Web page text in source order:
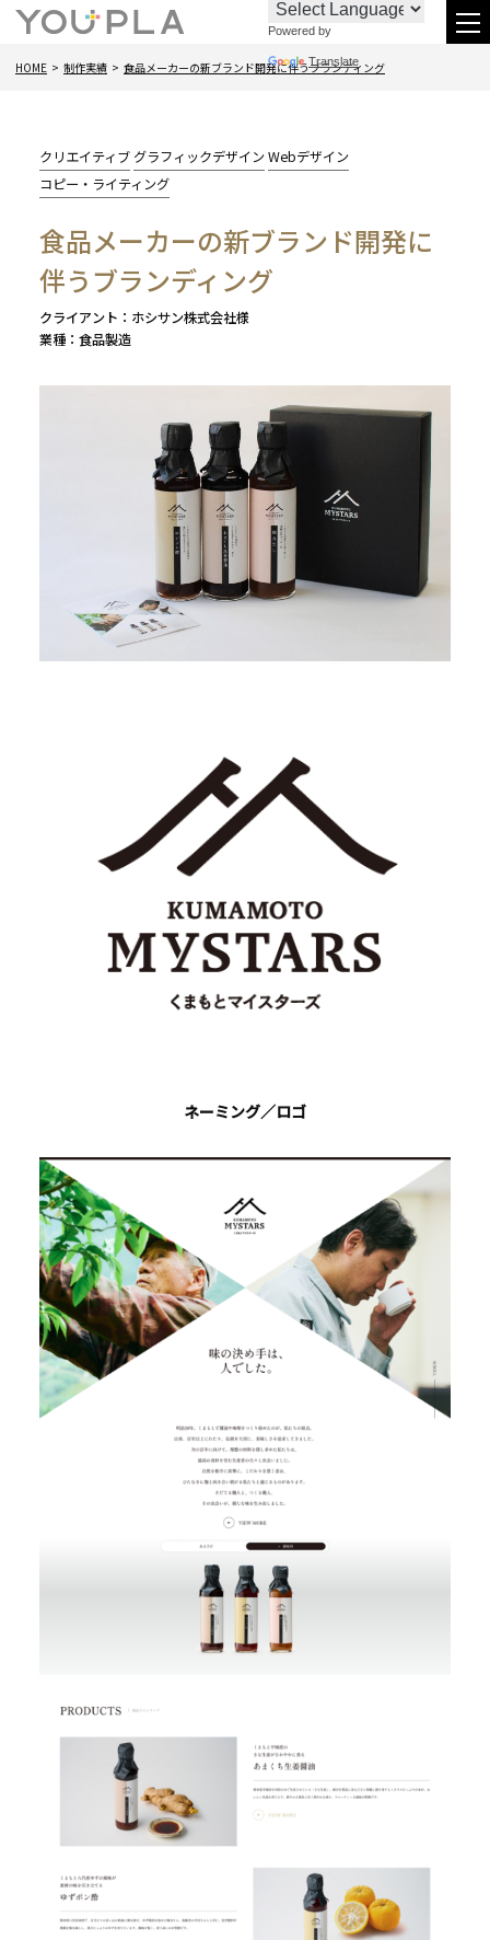
問
わ
096-
288-
Powered by
Translate
HOME 制作実績 食品メーカーの新ブランド開発に伴うブランディング
カ
テ
リー:
クリエイティブ グラフィックデザイン Webデザイン
コピー・ライティング
食品メーカーの新ブランド開発に
伴うブランディング
クライアント
ホシサン株式会社様
業種
食品製造
ネーミング／ロゴ